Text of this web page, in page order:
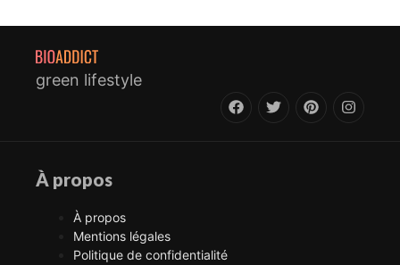
green lifestyle
À propos
À propos
Mentions légales
Politique de confidentialité